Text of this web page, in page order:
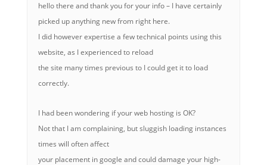
hello there and thank you for your info – I have certainly
picked up anything new from right here.
I did however expertise a few technical points using this
website, as I experienced to reload
the site many times previous to I could get it to load
correctly.
I had been wondering if your web hosting is OK?
Not that I am complaining, but sluggish loading instances
times will often affect
your placement in google and could damage your high-